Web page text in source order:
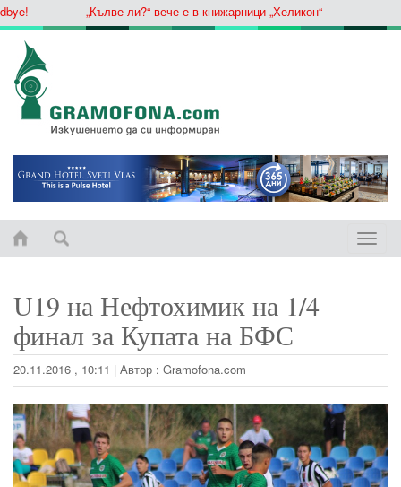
„Кълве ли?“ вече е в книжарници „Хеликон“
Toggle
U19 на Нефтохимик на 1/4
финал за Купата на БФС
20.11.2016 , 10:11 | Автор : Gramofona.com